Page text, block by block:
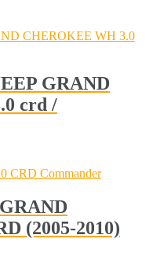
GRAND
crd /
(2005-2010)